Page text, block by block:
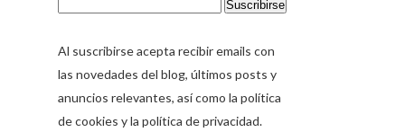
Al suscribirse acepta recibir emails con
las novedades del blog, últimos posts y
anuncios relevantes, así como la política
de cookies y la política de privacidad.